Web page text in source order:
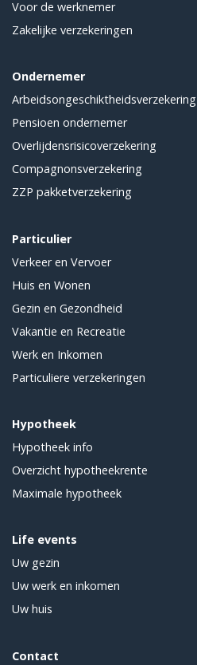
Voor de werknemer
Zakelijke verzekeringen
Ondernemer
Arbeidsongeschiktheidsverzekering
Pensioen ondernemer
Overlijdensrisicoverzekering
Compagnonsverzekering
ZZP pakketverzekering
Particulier
Verkeer en Vervoer
Huis en Wonen
Gezin en Gezondheid
Vakantie en Recreatie
Werk en Inkomen
Particuliere verzekeringen
Hypotheek
Hypotheek info
Overzicht hypotheekrente
Maximale hypotheek
Life events
Uw gezin
Uw werk en inkomen
Uw huis
Contact